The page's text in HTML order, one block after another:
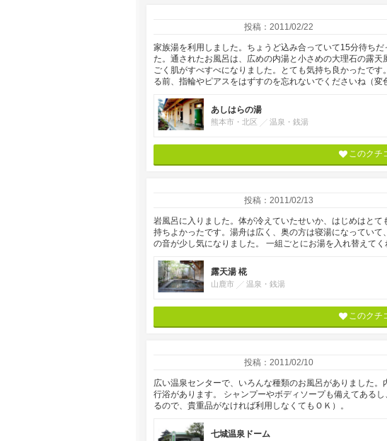
投稿：2011/02/22
家族湯を利用しました。ちょうど込み合っていて15分待ち
た。通されたお風呂は、広めの内湯と小さめの大理石の露
ごく肌がすべすべになりました。とても気持ち良かったで
る前、指輪やピアスをはずすのを忘れないでくださいね（変
あしはらの湯
熊本市・北区 温泉・銭湯
このクチ
投稿：2011/02/13
岩風呂に入りました。体が冷えていたせいか、はじめはと
持ちよかったです。湯舟は広く、奥の方は寝湯になってい
の音が少し気になりました。 一組ごとにお湯を入れ替えてく
露天湯 椛
山鹿市 温泉・銭湯
このクチ
投稿：2011/02/10
広い温泉センターで、いろんな種類のお風呂がありました
行浴があります。 シャンプーやボディソープも備えてある
るので、貴重品がなければ利用しなくてもＯＫ）。
七城温泉ドーム